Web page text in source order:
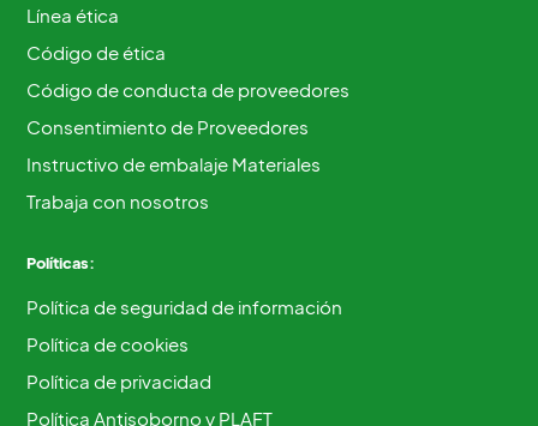
Línea ética
Código de ética
Código de conducta de proveedores
Consentimiento de Proveedores
Instructivo de embalaje Materiales
Trabaja con nosotros
Políticas:
Política de seguridad de información
Política de cookies
Política de privacidad
Política Antisoborno y PLAFT